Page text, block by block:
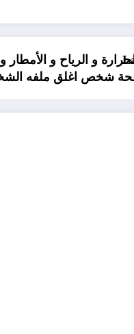
الجوية وحالة البحر في الولايات الجزائرية اليوم